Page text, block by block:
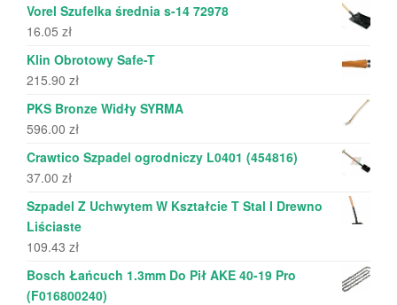
Vorel Szufelka średnia s-14 72978
16.05 zł
Klin Obrotowy Safe-T
215.90 zł
PKS Bronze Widły SYRMA
596.00 zł
Crawtico Szpadel ogrodniczy L0401 (454816)
37.00 zł
Szpadel Z Uchwytem W Kształcie T Stal I Drewno
Liściaste
109.43 zł
Bosch Łańcuch 1.3mm Do Pił AKE 40-19 Pro
(F016800240)